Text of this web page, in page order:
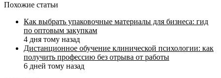
Похожие статьи
Как выбрать упаковочные материалы для бизнеса: гид
по оптовым закупкам
4 дня тому назад
Дистанционное обучение клинической психологии: как
получить профессию без отрыва от работы
6 дней тому назад